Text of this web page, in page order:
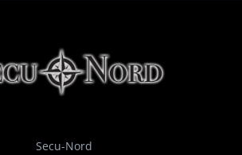
Secu-Nord